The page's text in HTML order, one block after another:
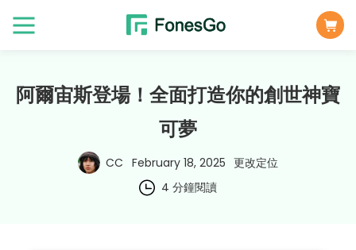
阿爾宙斯登場！全面打造你的創世神寶
可夢
CC February 18, 2025 更改定位
4 分鐘閱讀